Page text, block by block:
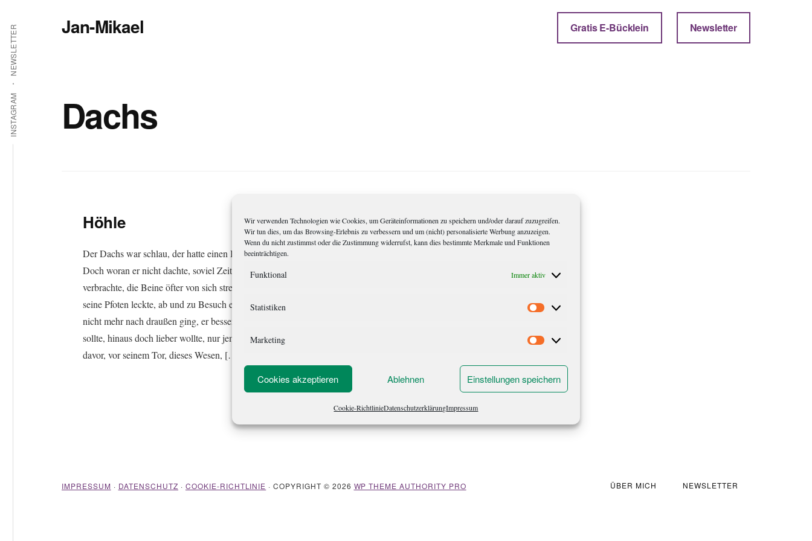
Wir verwenden Technologien wie Cookies, um Geräteinformationen zu speichern und/oder darauf zuzugreifen.
Wir tun dies, um das Browsing-Erlebnis zu verbessern und um (nicht) personalisierte Werbung anzuzeigen.
Wenn du nicht zustimmst oder die Zustimmung widerrufst, kann dies bestimmte Merkmale und Funktionen
beeinträchtigen.
Funktional Immer aktiv
Statistiken
Statistiken
Marketing
Marketing
Cookies akzeptieren Ablehnen Einstellungen speichern
Cookie-RichtlinieDatenschutzerklärungImpressum
springen
Additional
menu
INSTAGRAM
NEWSLETTER Jan-Mikael Gratis E-Bücklein Newsletter
Dachs
Höhle
Der Dachs war schlau, der hatte einen Bau.
Doch woran er nicht dachte, soviel Zeit er darin
verbrachte, die Beine öfter von sich streckte, sich
seine Pfoten leckte, ab und zu Besuch empfing,
nicht mehr nach draußen ging, er besser gehen
sollte, hinaus doch lieber wollte, nur jemand saß
davor, vor seinem Tor, dieses Wesen, […]
ÜBER MICH NEWSLETTER
IMPRESSUM · DATENSCHUTZ · COOKIE-RICHTLINIE · COPYRIGHT © 2026 WP THEME AUTHORITY PRO